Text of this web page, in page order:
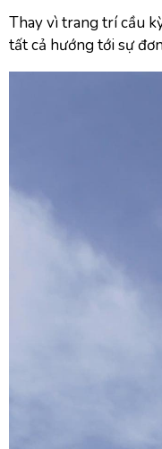
Thay vì trang trí cầu
tất cả hướng tới sự